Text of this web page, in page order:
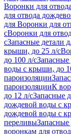
Воронки для
для отвода
для Воронки для
сВоронки для
сЗапасные детали
крыши, до 25 л/с
до 100 л/сЗапасные
воды с крыши, до
пароизоляции
пароизоляцииК
до 12 л/сЗапасные
дождевой воды с
дождевой воды с
переливы
воронкам для